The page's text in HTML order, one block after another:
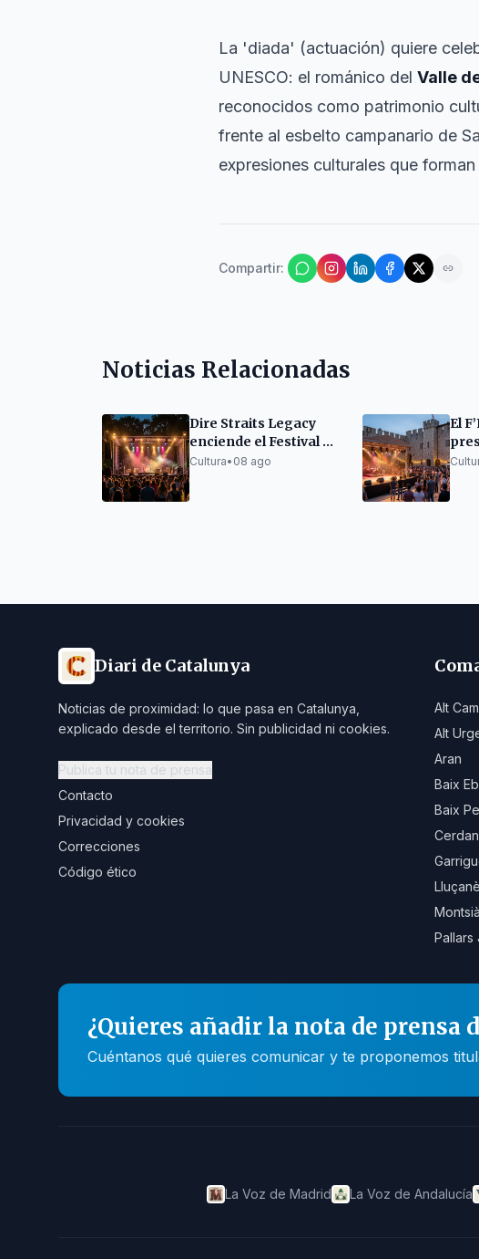
La 'diada' (actuación) quiere
UNESCO: el románico del Valle
reconocidos como patrimonio
frente al esbelto campanario de
expresiones culturales que
Compartir:
Noticias Relacionadas
Dire Straits Legacy
enciende el Festival de
Cambrils con éxitos
Cultura• 08 ago
El
Diari de Catalunya
Noticias de proximidad: lo que pasa en Catalunya,
explicado desde el territorio. Sin publicidad ni cookies.
Publica tu nota de prensa
Contacto
Privacidad y cookies
Correcciones
Código ético
Alt
Alt
Aran
Baix
Baix
Montsià
Pallars
¿Quieres añadir la nota de prensa
Cuéntanos qué quieres comunicar y te proponemos
La Voz de Madrid La Voz de Andalucía